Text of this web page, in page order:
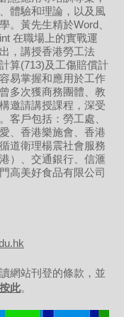
體驗和理論，以及風
。黃先生精於Word、
在職場上的實戰運
，講授香港勞工法
算(713)及工傷賠償計
易掌握和應用於工作
多次獲商務團體、教
邀請講授課程，深受
客戶包括：勞工處、
、香港樂施會、香港
道衛理楊震社會服務
）、交通銀行、信滙
高美好食品有限公司
網站刊登的條款，並
按此。